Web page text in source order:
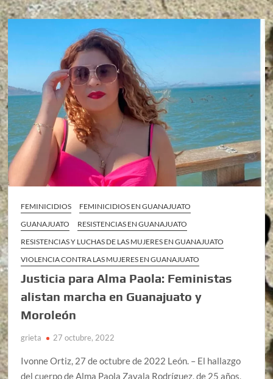
FEMINICIDIOS
FEMINICIDIOS EN GUANAJUATO
GUANAJUATO
RESISTENCIAS EN GUANAJUATO
RESISTENCIAS Y LUCHAS DE LAS MUJERES EN GUANAJUATO
VIOLENCIA CONTRA LAS MUJERES EN GUANAJUATO
Justicia para Alma Paola: Feministas
alistan marcha en Guanajuato y
Moroleón
grieta 27 octubre, 2022
Ivonne Ortiz, 27 de octubre de 2022 León. – El hallazgo
del cuerpo de Alma Paola Zavala Rodríguez, de 25 años,